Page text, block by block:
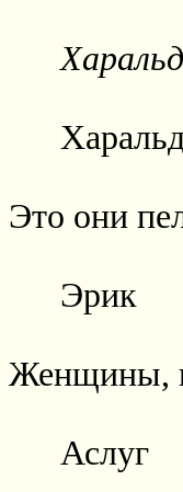
Это они
Эрик
Женщины,
Аслуг